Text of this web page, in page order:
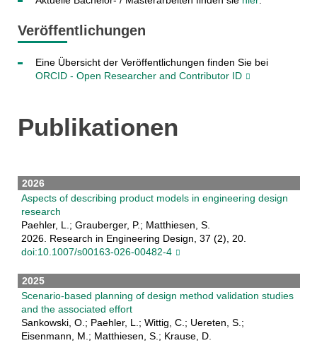
Veröffentlichungen
Eine Übersicht der Veröffentlichungen finden Sie bei
ORCID - Open Researcher and Contributor ID
Publikationen
2026
Aspects of describing product models in engineering design
research
Paehler, L.; Grauberger, P.; Matthiesen, S.
2026. Research in Engineering Design, 37 (2), 20.
doi:10.1007/s00163-026-00482-4
2025
Scenario-based planning of design method validation studies
and the associated effort
Sankowski, O.; Paehler, L.; Wittig, C.; Uereten, S.;
Eisenmann, M.; Matthiesen, S.; Krause, D.